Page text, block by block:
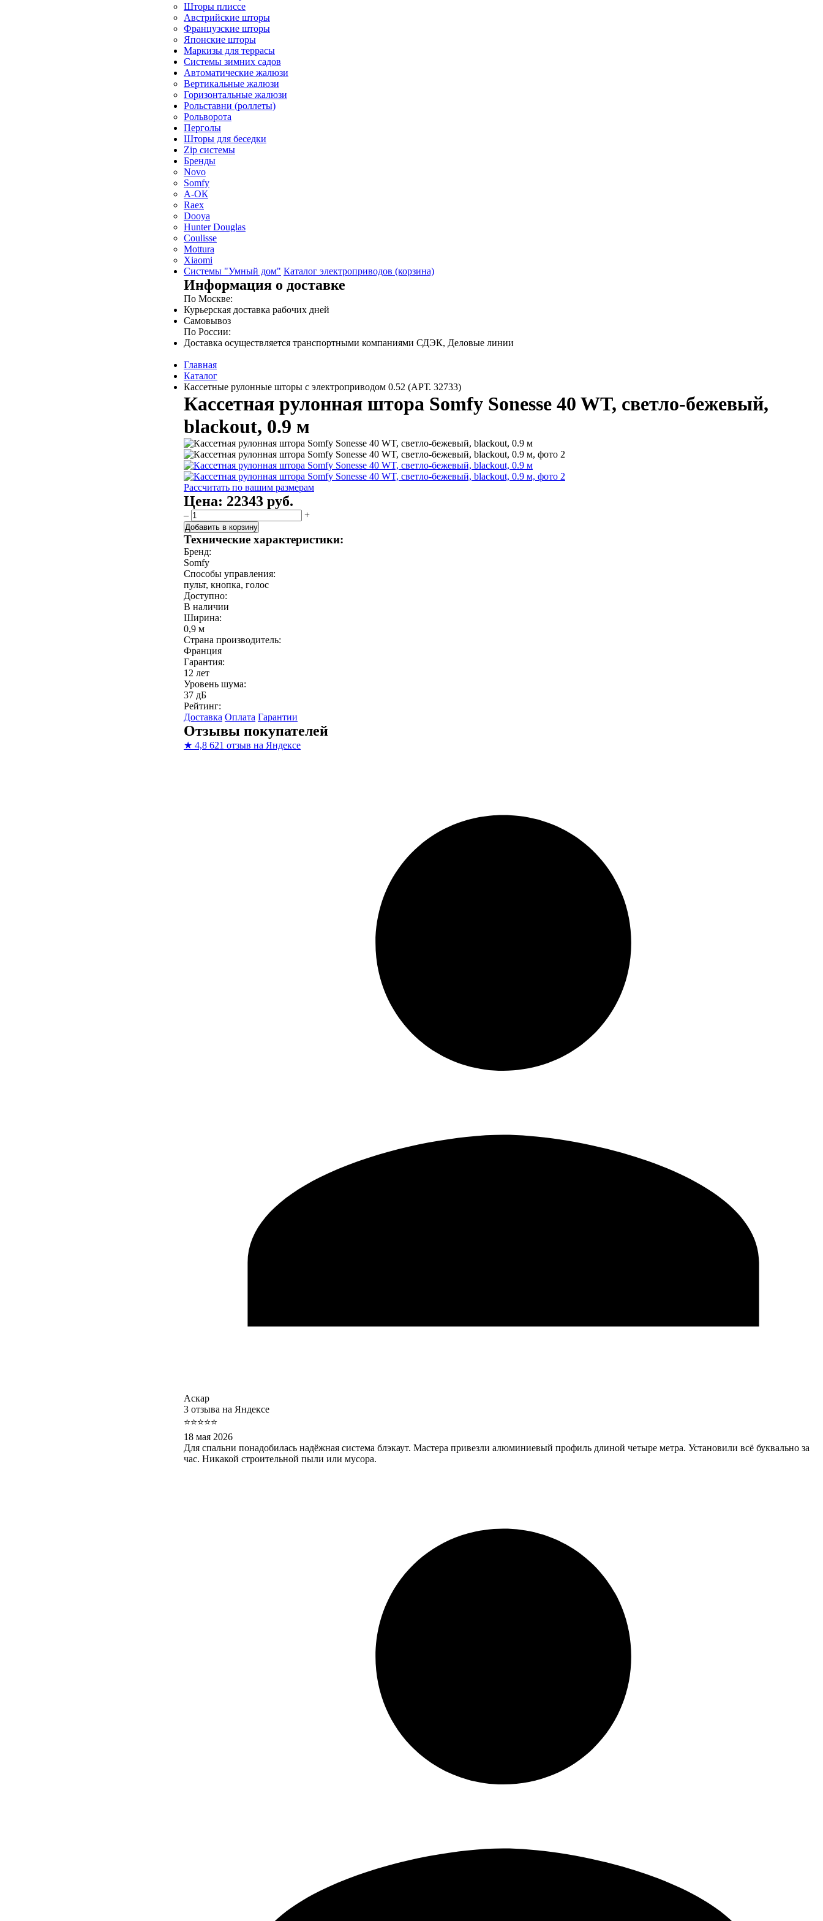
Шторы плиссе
Австрийские шторы
Французские шторы
Японские шторы
Маркизы для террасы
Системы зимних садов
Автоматические жалюзи
Вертикальные жалюзи
Горизонтальные жалюзи
Рольставни (роллеты)
Рольворота
Перголы
Шторы для беседки
Zip системы
Бренды
Novo
Somfy
А-ОК
Raex
Dooya
Hunter Douglas
Coulisse
Mottura
Xiaomi
Системы "Умный дом" Каталог электроприводов (корзина)
Информация о доставке
По Москве:
Курьерская доставка рабочих дней
Самовывоз
По России:
Доставка осуществляется транспортными компаниями СДЭК, Деловые линии
Главная
Каталог
Кассетные рулонные шторы с электроприводом 0.52 (АРТ. 32733)
Кассетная рулонная штора Somfy Sonesse 40 WT, светло-бежевый,
blackout, 0.9 м
Рассчитать по вашим размерам
Цена: 22343 руб.
– +
Добавить в корзину
Технические характеристики:
Бренд:
Somfy
Способы управления:
пульт, кнопка, голос
Доступно:
В наличии
Ширина:
0,9 м
Страна производитель:
Франция
Гарантия:
12 лет
Уровень шума:
37 дБ
Рейтинг:
Доставка Оплата Гарантии
Отзывы покупателей
★ 4,8 621 отзыв на Яндексе
Аскар
3 отзыва на Яндексе
⭐⭐⭐⭐⭐
18 мая 2026
Для спальни понадобилась надёжная система блэкаут. Мастера привезли алюминиевый профиль длиной четыре метра. Установили всё буквально за
час. Никакой строительной пыли или мусора.